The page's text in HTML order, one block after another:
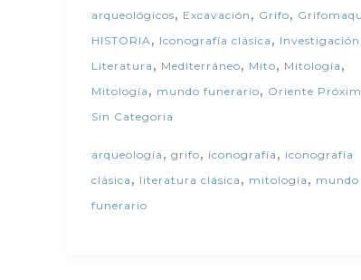
arqueológicos, Excavación , Grifo,
HISTORIA , Iconografía clásica , Investigación
Literatura , Mediterráneo, Mito, Mitología ,
Mitología , mundo funerario, Oriente
Sin Categoria
arqueología , grifo, iconografía , iconografía
clásica , literatura clásica , mitología , mundo
funerario